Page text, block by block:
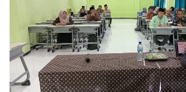
“Menumbuhkan Kepercayaan Diri
diikuti oleh pengurus dan anggota
Kementerian Agama […]